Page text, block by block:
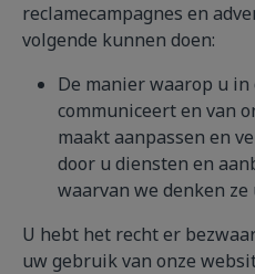
reclamecampagnes en
volgende kunnen doen:
De manier waarop u
communiceert en van
maakt aanpassen en
door u diensten en
waarvan we denken
U hebt het recht er
uw gebruik van onze